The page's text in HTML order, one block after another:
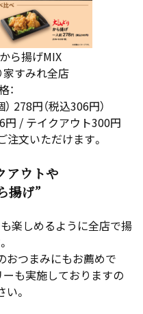
から揚げMIX
家すみれ全店
：
278円（税込306円）
円 / テイクアウト300円
文いただけます。
アウトや
揚げ”
楽しめるように全店で揚
おつまみにもお薦めで
ーも実施しておりますの
。